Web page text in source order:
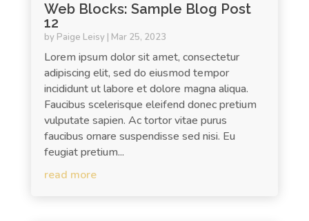
Web Blocks: Sample Blog Post
12
by Paige Leisy| Mar 25, 2023
Lorem ipsum dolor sit amet, consectetur
adipiscing elit, sed do eiusmod tempor
incididunt ut labore et dolore magna aliqua.
Faucibus scelerisque eleifend donec pretium
vulputate sapien. Ac tortor vitae purus
faucibus ornare suspendisse sed nisi. Eu
feugiat pretium...
read more